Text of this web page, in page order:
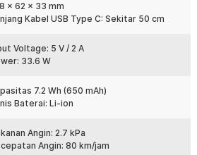
angin dengan kecepatan 80 km/jam
sensor dan lensa kamera hanya
tahan lama. Desain compact dan
ke mana saja, menjaga lensa kamera
blower elektrik pembersih kamera untuk
konvensional yang harus dipompa
x 62 x 33 mm
Kabel USB Type C: Sekitar 50 cm
Voltage: 5 V / 2 A
33.6 W
7.2 Wh (650 mAh)
Baterai: Li-ion
Angin: 2.7 kPa
Angin: 80 km/jam